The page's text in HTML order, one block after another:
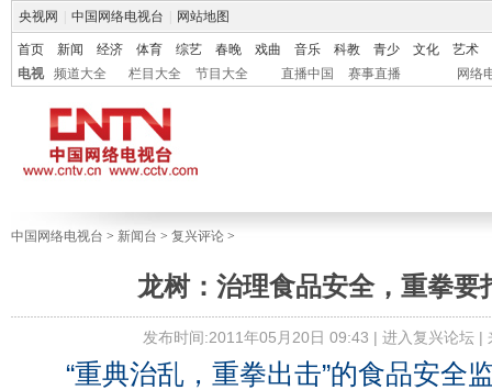
央视网 中国网络电视台 网站地图
首页 新闻 经济 体育 综艺 春晚 戏曲 音乐 科教 青少 文化
艺术
电视
频道大全 栏目大全 节目大全 直播中国 赛事直播 网络
中国网络电视台 > 新闻台 > 复兴评论 >
龙树：治理食品安全，重拳要
发布时间:2011年05月20日 09:43 | 进入复兴论坛|
“重典治乱，重拳出击”的食品安全